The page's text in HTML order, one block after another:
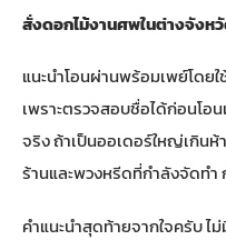
สั่งดอกไม้งานศพในต่างจังห
แนะนำโอนผ่านพร้อมเพย์โดย
เพราะตรวจสอบชื่อได้ก่อนโอ
จริง ถ้าเป็นออเดอร์ใหญ่เกิน
ร้านและพวงหรีดที่กำลังจัดทำ
คำแนะนำสุดท้ายจากใจครับ ไ